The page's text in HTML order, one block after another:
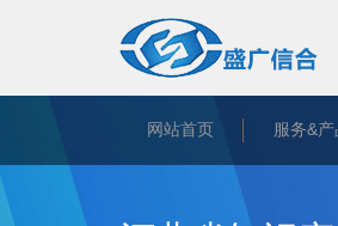
网站首页 服务&产